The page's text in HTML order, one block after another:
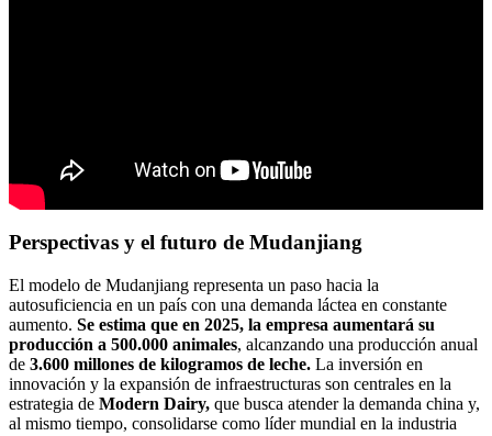
Perspectivas y el futuro de Mudanjiang
El modelo de Mudanjiang representa un paso hacia la
autosuficiencia en un país con una demanda láctea en constante
aumento. Se estima que en 2025, la empresa aumentará su
producción a 500.000 animales, alcanzando una producción anual
de 3.600 millones de kilogramos de leche. La inversión en
innovación y la expansión de infraestructuras son centrales en la
estrategia de Modern Dairy, que busca atender la demanda china y,
al mismo tiempo, consolidarse como líder mundial en la industria